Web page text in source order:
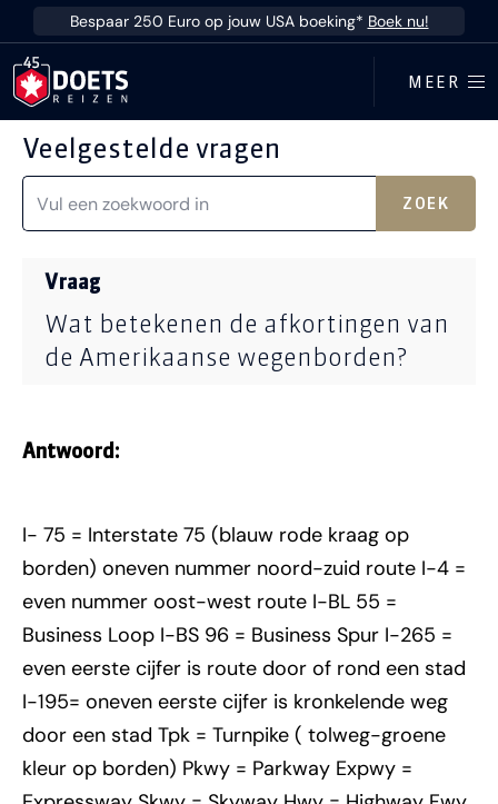
Ga direct naar inhoud
Bespaar 250 Euro op jouw USA boeking* Boek nu!
MEER
Veelgestelde vragen
ZOEK
Vraag
Wat betekenen de afkortingen van
de Amerikaanse wegenborden?
Antwoord:
I- 75 = Interstate 75 (blauw rode kraag op
borden) oneven nummer noord-zuid route I-4 =
even nummer oost-west route I-BL 55 =
Business Loop I-BS 96 = Business Spur I-265 =
even eerste cijfer is route door of rond een stad
I-195= oneven eerste cijfer is kronkelende weg
door een stad Tpk = Turnpike ( tolweg-groene
kleur op borden) Pkwy = Parkway Expwy =